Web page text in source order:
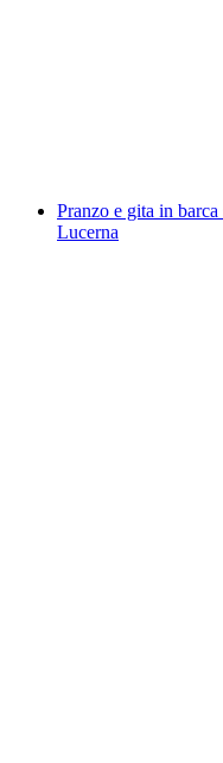
Pranzo e gita in
Lucerna